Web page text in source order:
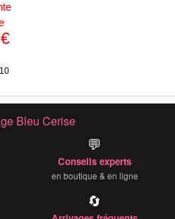
Bleu Cerise
💬
Conseils experts
en boutique & en ligne
🔄